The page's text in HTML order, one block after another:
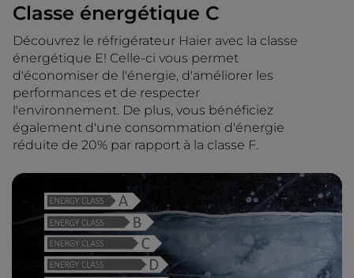
Classe énergétique C
Découvrez le réfrigérateur Haier avec la classe
énergétique E! Celle-ci vous permet
d'économiser de l'énergie, d'améliorer les
performances et de respecter
l'environnement. De plus, vous bénéficiez
également d'une consommation d'énergie
réduite de 20% par rapport à la classe F.